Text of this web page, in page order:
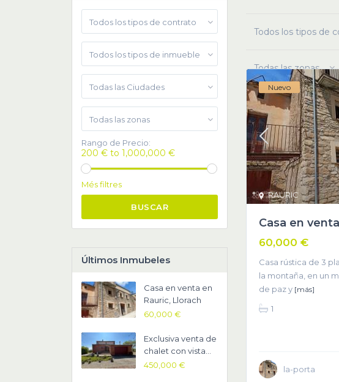
Todos los tipos de
Todas las zonas
RAURIC
Nuevo
Casa en
60,000 €
Casa rústica de 3
la montaña, en un
de paz y [más]
1
la-porta
Todos los tipos de contrato
Todos los tipos de inmueble
Todas las Ciudades
Todas las zonas
Rango de Precio:
200 € to 1,000,000 €
Més filtres
BUSCAR
Últimos Inmubeles
Casa en venta en
Rauric, Llorach
60,000 €
Exclusiva venta de
chalet con vista...
450,000 €